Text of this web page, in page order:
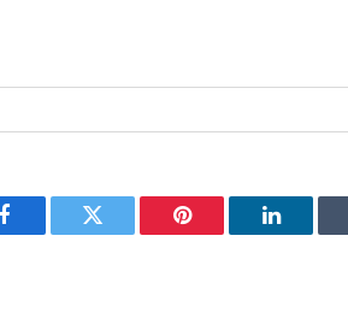
Facebook Twitter Pinterest LinkedIn